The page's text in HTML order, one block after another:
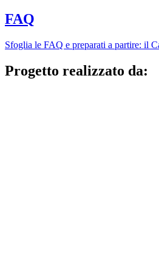
FAQ
Sfoglia le FAQ e preparati a partire: il
Progetto realizzato da: